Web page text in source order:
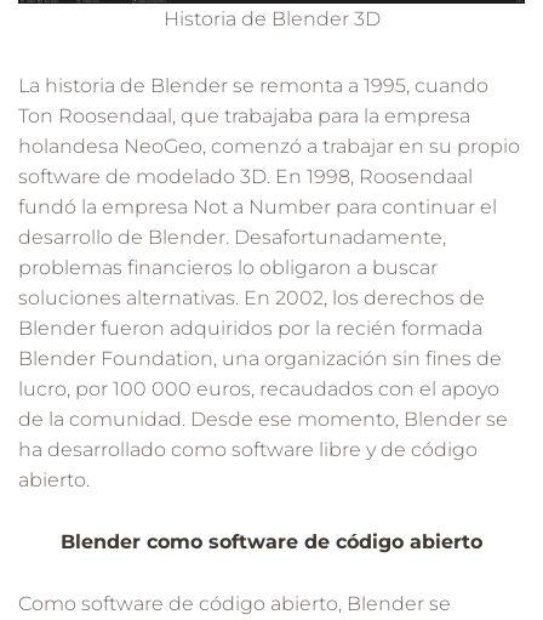
Historia de Blender 3D
La historia de Blender se remonta a 1995, cuando
Ton Roosendaal, que trabajaba para la empresa
holandesa NeoGeo, comenzó a trabajar en su propio
software de modelado 3D. En 1998, Roosendaal
fundó la empresa Not a Number para continuar el
desarrollo de Blender. Desafortunadamente,
problemas financieros lo obligaron a buscar
soluciones alternativas. En 2002, los derechos de
Blender fueron adquiridos por la recién formada
Blender Foundation, una organización sin fines de
lucro, por 100 000 euros, recaudados con el apoyo
de la comunidad. Desde ese momento, Blender se
ha desarrollado como software libre y de código
abierto.
Blender como software de código abierto
Como software de código abierto, Blender se